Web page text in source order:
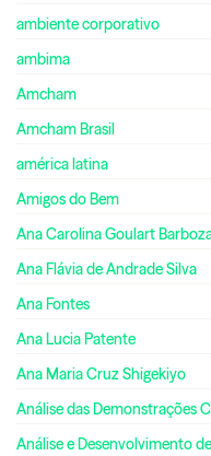
ambiente corporativo
ambima
Amcham
Amcham Brasil
américa latina
Amigos do Bem
Ana Carolina Goulart
Ana Flávia de Andrade Silva
Ana Fontes
Ana Lucia Patente
Ana Maria Cruz Shigekiyo
Análise das Demonstrações
Análise e Desenvolvimento